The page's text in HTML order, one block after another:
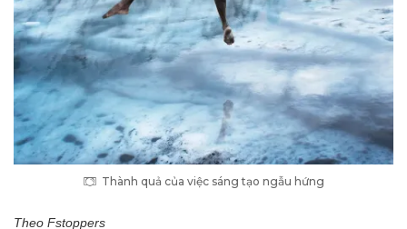
Thành quả của việc sáng tạo ngẫu hứng
Theo Fstoppers